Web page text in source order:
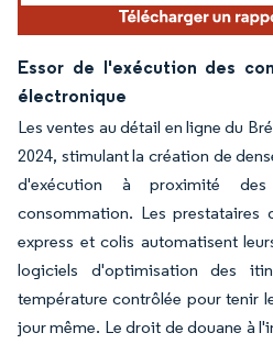
Essor de l'exécution des
électronique
Les ventes au détail en ligne du
2024, stimulant la création de
d'exécution à proximité
consommation. Les prestataires
express et colis automatisent
logiciels d'optimisation des
température contrôlée pour tenir
jour même. Le droit de douane à